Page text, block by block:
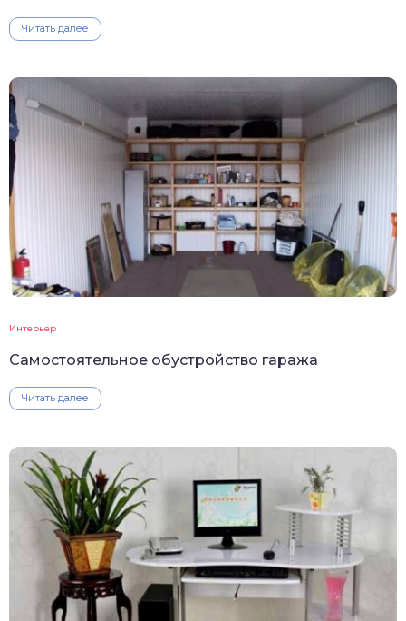
Читать далее
Интерьер
Самостоятельное обустройство гаража
Читать далее